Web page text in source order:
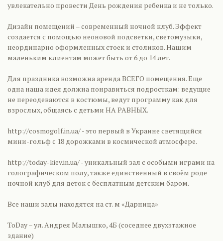
увлекательно провести День рождения ребенка и не только.
Дизайн помещений – современный ночной клуб. Эффект
создается с помощью неоновой подсветки, светомузыки,
неординарно оформленных стоек и столиков. Нашим
маленьким клиентам может быть от 6 до 14 лет.
Для праздника возможна аренда ВСЕГО помещения. Еще
одна наша идея должна понравиться подросткам: ведущие
не переодеваются в костюмы, ведут программу как для
взрослых, общаясь с детьми НА РАВНЫХ.
http://cosmogolf.in.ua/ - это первый в Украине светящийся
мини-гольф с 18 дорожками в космической атмосфере.
http://today-kiev.in.ua/ - уникальный зал с особыми играми на
голографическом полу, также единственный в своём роде
ночной клуб для деток с бесплатным детским баром.
Все наши залы находятся на ст. м «Дарница»
ToDay – ул. Андрея Малышко, 4Б (соседнее двухэтажное
здание)